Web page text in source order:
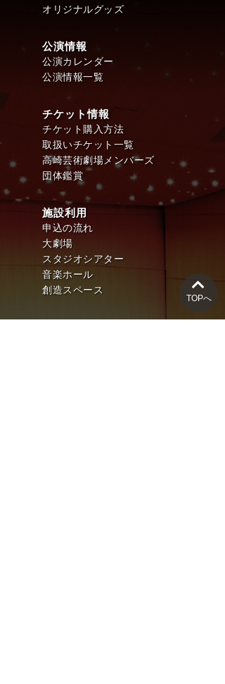
TOPへ
オリジナルグッズ
公演情報
公演カレンダー
公演情報一覧
チケット情報
チケット購入方法
取扱いチケット一覧
高崎芸術劇場メンバーズ
団体鑑賞
施設利用
申込の流れ
大劇場
スタジオシアター
音楽ホール
創造スペース